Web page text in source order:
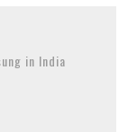
in India